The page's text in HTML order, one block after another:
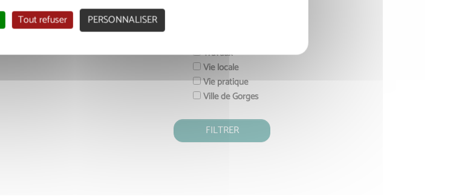
Travaux
Vie locale
Vie pratique
Ville de Gorges
Tout refuser PERSONNALISER